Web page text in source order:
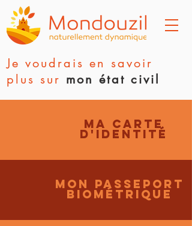
Je voudrais en savoir
plus sur mon état civil
Ma carte
d'identité
Mon passEport
biométrique